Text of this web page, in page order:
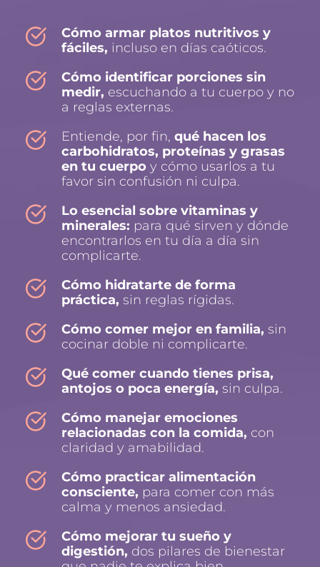
Cómo armar platos nutritivos y
fáciles, incluso en días caóticos.
Cómo identificar porciones sin
medir, escuchando a tu cuerpo y no
a reglas externas.
Entiende, por fin, qué hacen los
carbohidratos, proteínas y grasas
en tu cuerpo y cómo usarlos a tu
favor sin confusión ni culpa.
Lo esencial sobre vitaminas y
minerales: para qué sirven y dónde
encontrarlos en tu día a día sin
complicarte.
Cómo hidratarte de forma
práctica, sin reglas rígidas.
Cómo comer mejor en familia, sin
cocinar doble ni complicarte.
Qué comer cuando tienes prisa,
antojos o poca energía, sin culpa.
Cómo manejar emociones
relacionadas con la comida, con
claridad y amabilidad.
Cómo practicar alimentación
consciente, para comer con más
calma y menos ansiedad.
Cómo mejorar tu sueño y
digestión, dos pilares de bienestar